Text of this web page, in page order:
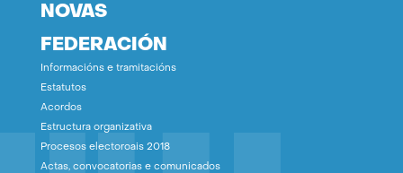
NOVAS
FEDERACIÓN
Informacións e tramitacións
Estatutos
Acordos
Estructura organizativa
Procesos electoroais 2018
Actas, convocatorias e comunicados